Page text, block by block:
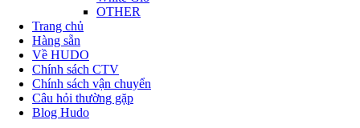
OTHER
Trang chủ
Hàng sẵn
Về HUDO
Chính sách CTV
Chính sách vận chuyển
Câu hỏi thường gặp
Blog Hudo